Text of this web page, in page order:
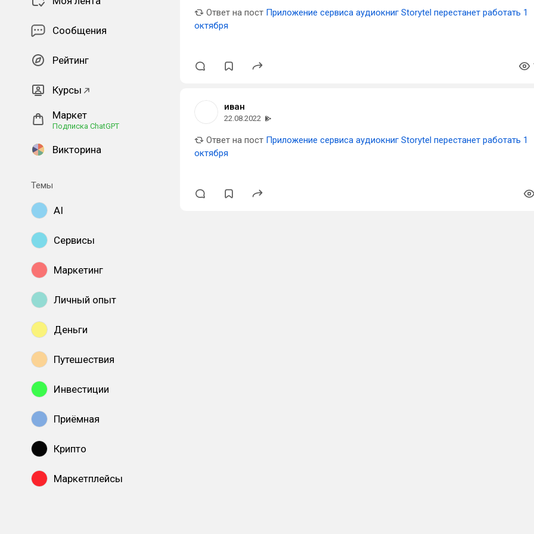
Сообщения
Рейтинг
Курсы
Маркет
Подписка ChatGPT
Викторина
Темы
AI
Сервисы
Маркетинг
Личный опыт
Деньги
Путешествия
Инвестиции
Приёмная
Крипто
Маркетплейсы
Ответ на пост Приложение сервиса аудиокниг Storytel перестанет работать 1
октября
иван
22.08.2022
Ответ на пост Приложение сервиса аудиокниг Storytel перестанет работать 1
октября